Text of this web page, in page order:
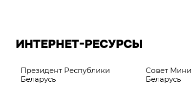
ИНТЕРНЕТ-РЕСУРСЫ
Президент Республики
Беларусь
Совет
Беларусь